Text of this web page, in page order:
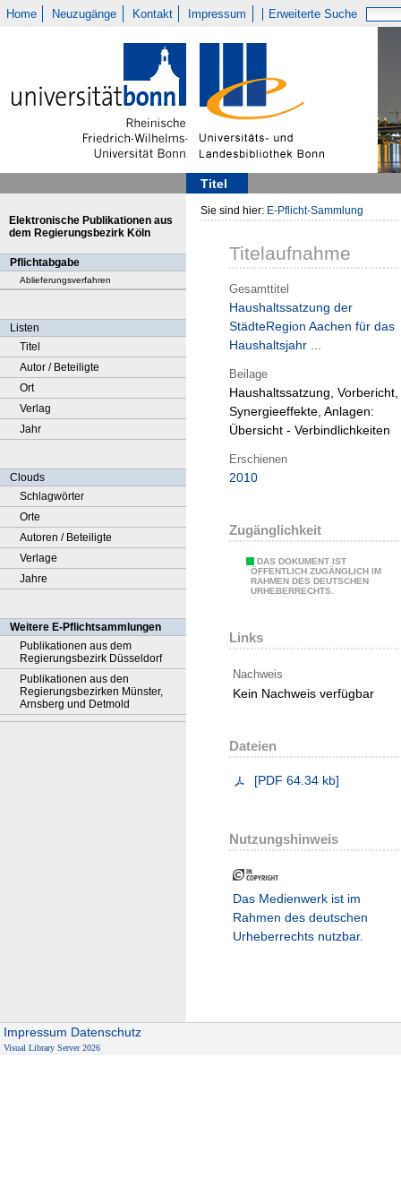
Home Neuzugänge Kontakt Impressum Erweiterte Suche
Titel
Elektronische Publikationen aus
dem Regierungsbezirk Köln
Pflichtabgabe
Ablieferungsverfahren
Listen
Titel
Autor / Beteiligte
Ort
Verlag
Jahr
Clouds
Schlagwörter
Orte
Autoren / Beteiligte
Verlage
Jahre
Weitere E-Pflichtsammlungen
Publikationen aus dem
Regierungsbezirk Düsseldorf
Publikationen aus den
Regierungsbezirken Münster,
Arnsberg und Detmold
Sie sind hier: E-Pflicht-Sammlung
Titelaufnahme
Gesamttitel
Haushaltssatzung der
StädteRegion Aachen für das
Haushaltsjahr ...
Beilage
Haushaltssatzung, Vorbericht,
Synergieeffekte, Anlagen:
Übersicht - Verbindlichkeiten
Erschienen
2010
Zugänglichkeit
DAS DOKUMENT IST
ÖFFENTLICH ZUGÄNGLICH IM
RAHMEN DES DEUTSCHEN
URHEBERRECHTS.
Links
Nachweis
Kein Nachweis verfügbar
Dateien
[PDF 64.34 kb]
Nutzungshinweis
Das Medienwerk ist im
Rahmen des deutschen
Urheberrechts nutzbar.
Impressum Datenschutz
Visual Library Server 2026